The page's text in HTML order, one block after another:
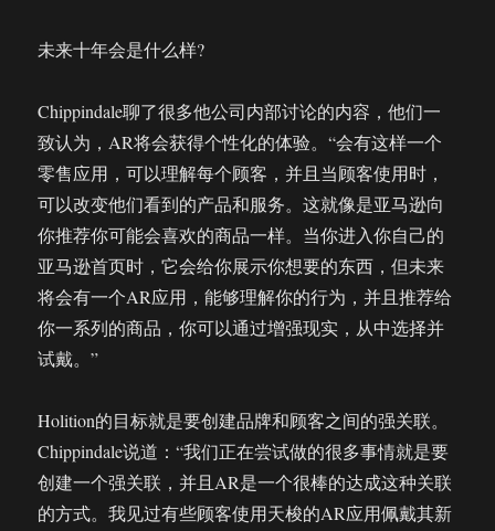
未来十年会是什么样?
Chippindale聊了很多他公司内部讨论的内容，他们一
致认为，AR将会获得个性化的体验。“会有这样一个
零售应用，可以理解每个顾客，并且当顾客使用时，
可以改变他们看到的产品和服务。这就像是亚马逊向
你推荐你可能会喜欢的商品一样。当你进入你自己的
亚马逊首页时，它会给你展示你想要的东西，但未来
将会有一个AR应用，能够理解你的行为，并且推荐给
你一系列的商品，你可以通过增强现实，从中选择并
试戴。”
Holition的目标就是要创建品牌和顾客之间的强关联。
Chippindale说道：“我们正在尝试做的很多事情就是要
创建一个强关联，并且AR是一个很棒的达成这种关联
的方式。我见过有些顾客使用天梭的AR应用佩戴其新